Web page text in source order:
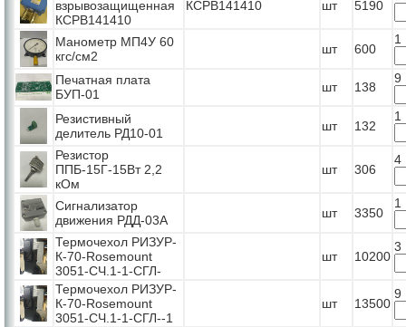
взрывозащищенная
КСРВ141410
КСРВ141410 шт 5190
Манометр МП4У 60
кгс/см2
шт 600
1
Печатная плата
БУП-01
шт 138
9
Резистивный
делитель РД10-01
шт 132
1
Резистор
ППБ-15Г-15Вт 2,2
кОм
шт 306
4
Сигнализатор
движения РДД-03А
шт 3350
1
Термочехол РИЗУР-
К-70-Rosemount
3051-СЧ.1-1-СГЛ-
шт 10200
3
Термочехол РИЗУР-
К-70-Rosemount
3051-СЧ.1-1-СГЛ--1
шт 13500
9